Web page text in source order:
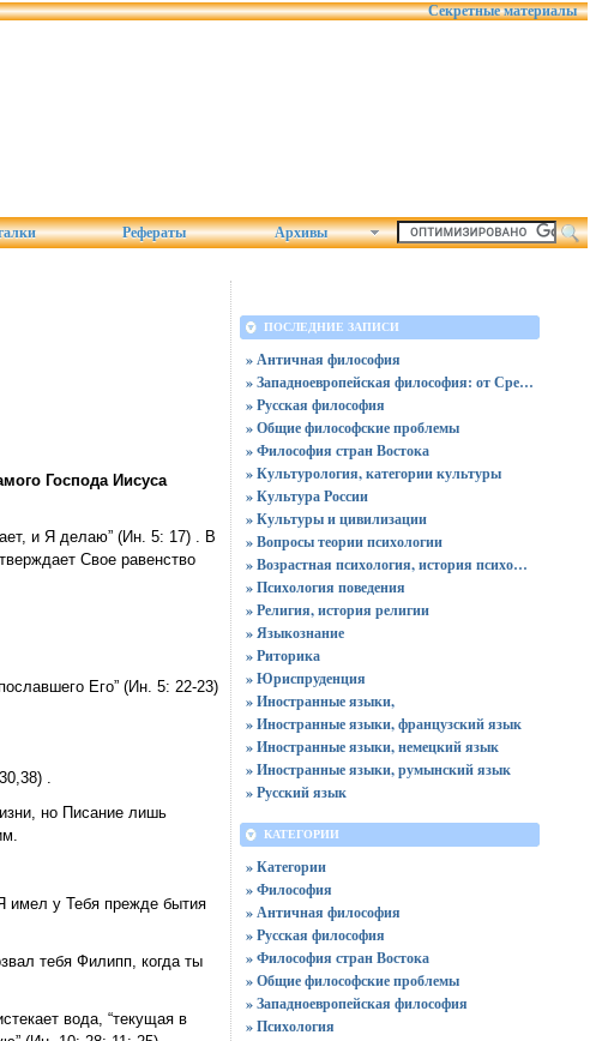
Секретные материалы
Рефераты Архивы
Господа Иисуса
и Я делаю” (Ин. 5: 17) . В
Свое равенство
Его” (Ин. 5: 22-23)
.
но Писание лишь
имел у Тебя прежде бытия
тебя Филипп, когда ты
вода, “текущая в
ПОСЛЕДНИЕ ЗАПИСИ
» Античная философия
» Западноевропейская философия: от Средних веков до нашего времени
» Русская философия
» Общие философские проблемы
» Философия стран Востока
» Культурология, категории культуры
» Культура России
» Культуры и цивилизации
» Вопросы теории психологии
» Возрастная психология, история психологии
» Психология поведения
» Религия, история религии
» Языкознание
» Риторика
» Юриспруденция
» Иностранные языки,
» Иностранные языки, французский язык
» Иностранные языки, немецкий язык
» Иностранные языки, румынский язык
» Русский язык
КАТЕГОРИИ
» Категории
» Философия
» Античная философия
» Русская философия
» Философия стран Востока
» Общие философские проблемы
» Западноевропейская философия
» Психология